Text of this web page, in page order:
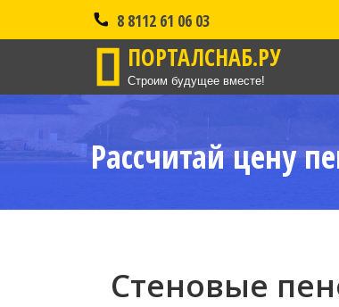
8 8112 61 06 03
ПОРТАЛСНАБ.РУ
Строим будущее вместе!
Рассчитай цену
Стеновые